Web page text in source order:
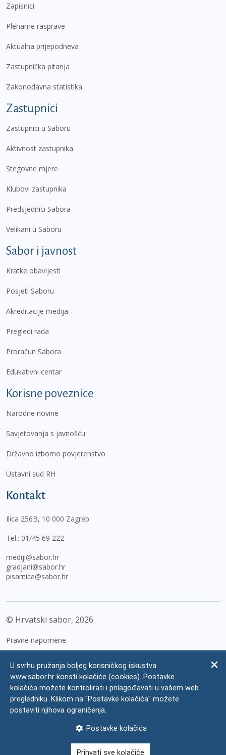
Zapisnici
Plenarne rasprave
Aktualna prijepodneva
Zastupnička pitanja
Zakonodavna statistika
Zastupnici
Zastupnici u Saboru
Aktivnost zastupnika
Stegovne mjere
Klubovi zastupnika
Predsjednici Sabora
Velikani u Saboru
Sabor i javnost
Kratke obavijesti
Posjeti Saboru
Akreditacije medija
Pregledi rada
Proračun Sabora
Edukativni centar
Korisne poveznice
Narodne novine
Savjetovanja s javnošću
Državno izborno povjerenstvo
Ustavni sud RH
Kontakt
Ilica 256B, 10 000 Zagreb
Tel.: 01/45 69 222
mediji@sabor.hr
gradjani@sabor.hr
pisarnica@sabor.hr
© Hrvatski sabor, 2026
Pravne napomene
Zaštita osobnih podataka
Impressum
Česta pitanja
U svrhu pružanja boljeg korisničkog iskustva
www.sabor.hr koristi kolačiće (cookies). Postavke
kolačića možete kontrolirati i prilagođavati u vašem web
pregledniku. Klikom na "Postavke kolačića" možete
postaviti njihova ograničenja.
Postavke kolačića
Prihvati sve kolačiće